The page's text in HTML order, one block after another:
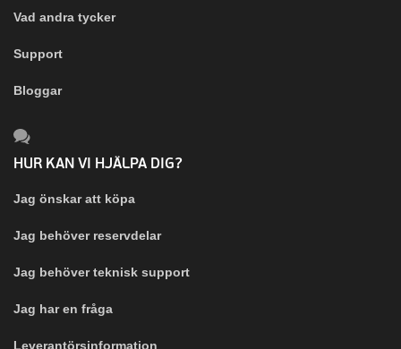
Vad andra tycker
Support
Bloggar
HUR KAN VI HJÄLPA DIG?
Jag önskar att köpa
Jag behöver reservdelar
Jag behöver teknisk support
Jag har en fråga
Leverantörsinformation